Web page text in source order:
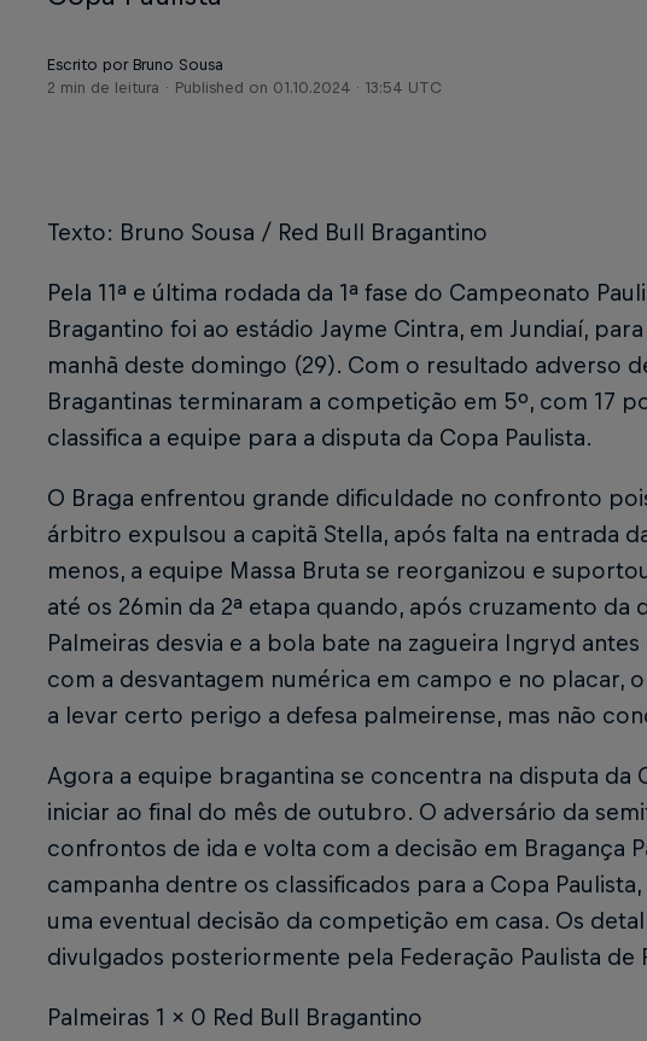
Escrito por Bruno Sousa
2 min de leitura
Published on 01.10.2024 · 13:54 UTC
Texto: Bruno Sousa / Red Bull Bragantino
Pela 11ª e última rodada da 1ª fase do Campeonato
Bragantino foi ao estádio Jayme Cintra, em Jundiaí,
manhã deste domingo (29). Com o resultado adverso
Bragantinas terminaram a competição em 5º, com 17
classifica a equipe para a disputa da Copa Paulista.
O Braga enfrentou grande dificuldade no confronto
árbitro expulsou a capitã Stella, após falta na entrada
menos, a equipe Massa Bruta se reorganizou e
até os 26min da 2ª etapa quando, após cruzamento da
Palmeiras desvia e a bola bate na zagueira Ingryd
com a desvantagem numérica em campo e no placar,
a levar certo perigo a defesa palmeirense, mas não
Agora a equipe bragantina se concentra na disputa da
iniciar ao final do mês de outubro. O adversário da
confrontos de ida e volta com a decisão em Bragança
campanha dentre os classificados para a Copa
uma eventual decisão da competição em casa. Os
divulgados posteriormente pela Federação Paulista de
Palmeiras 1 x 0 Red Bull Bragantino